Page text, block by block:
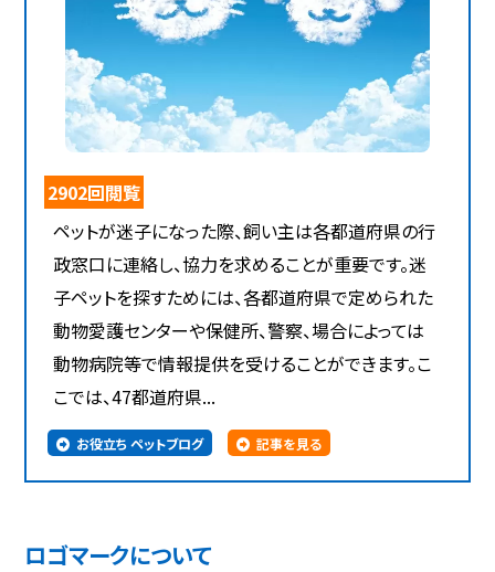
2902回閲覧
ペットが迷子になった際、飼い主は各都道府県の行
政窓口に連絡し、協力を求めることが重要です。迷
子ペットを探すためには、各都道府県で定められた
動物愛護センターや保健所、警察、場合によっては
動物病院等で情報提供を受けることができます。こ
こでは、47都道府県...
お役立ち ペットブログ 記事を見る
ロゴマークについて